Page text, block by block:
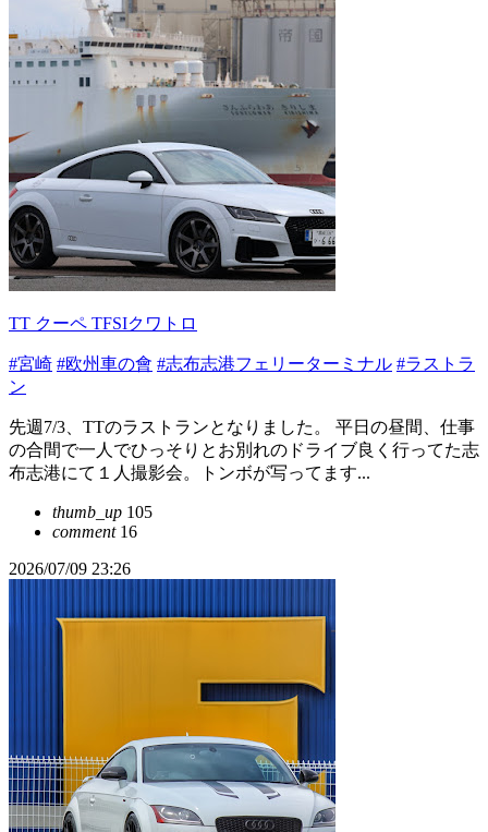
TT クーペ TFSIクワトロ
#宮崎 #欧州車の會 #志布志港フェリーターミナル #ラストラ
ン
先週7/3、TTのラストランとなりました。 平日の昼間、仕事
の合間で一人でひっそりとお別れのドライブ良く行ってた志
布志港にて１人撮影会。トンボが写ってます...
thumb_up 105
comment16
2026/07/09 23:26